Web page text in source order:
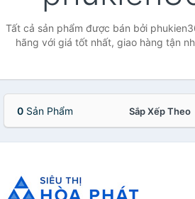
Tất cả sản phẩm được bán bởi
hãng với giá tốt nhất, giao hàng tận
0 Sản Phẩm Sắp Xếp Theo